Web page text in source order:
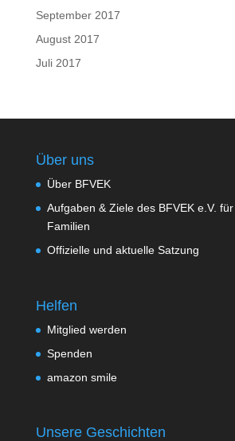
September 2017
August 2017
Juli 2017
Über uns
Über BFVEK
Aufgaben & Ziele des BFVEK e.V.
Familien
Offizielle und aktuelle Satzung
Helfen
Mitglied werden
Spenden
amazon smile
Unsere Geschichten